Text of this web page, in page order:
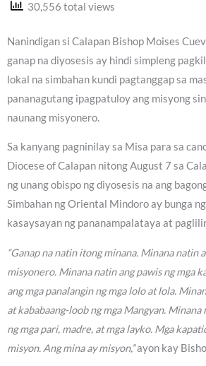
30,556 total views
Nanindigan si Calapan Bishop Moises
ganap na diyosesis ay hindi simpleng
lokal na simbahan kundi pagtanggap sa
pananagutang ipagpatuloy ang misyong
naunang misyonero.
Sa kanyang pagninilay sa Misa para sa
Diocese of Calapan nitong August 7 sa
ng unang obispo ng diyosesis na ang
Simbahan ng Oriental Mindoro ay bunga
kasaysayan ng pananampalataya at
“Ganap na natin itong minana. Minana natin
misyonero. Minana natin ang pawis ng mga
ang mga panalangin ng mga lolo at lola.
at kababaang-loob ng mga Mangyan.
ng mga pari, madre, at mga layko. Mga
misyon. Ang mina ay misyon,”ayon kay